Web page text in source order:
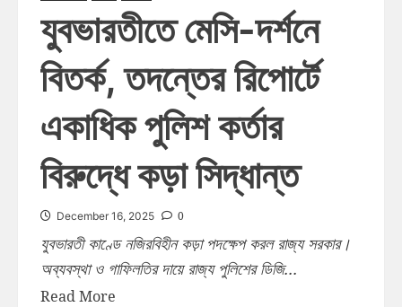
যুবভারতীতে মেসি-দর্শনে
বিতর্ক, তদন্তের রিপোর্টে
একাধিক পুলিশ কর্তার
বিরুদ্ধে কড়া সিদ্ধান্ত
December 16, 2025 0
যুবভারতী কাণ্ডে নজিরবিহীন কড়া পদক্ষেপ করল রাজ্য সরকার।
অব্যবস্থা ও গাফিলতির দায়ে রাজ্য পুলিশের ডিজি...
Read More